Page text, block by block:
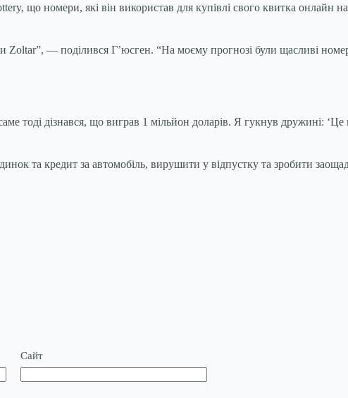
що номери, які він використав для купівлі свого квитка онлайн
Zoltar”, — поділився Г’юсген. “На моєму прогнозі були щасливі
тоді дізнався, що виграв 1 мільйон доларів. Я гукнув дружині:
та кредит за автомобіль, вирушити у відпустку та зробити
Сайт